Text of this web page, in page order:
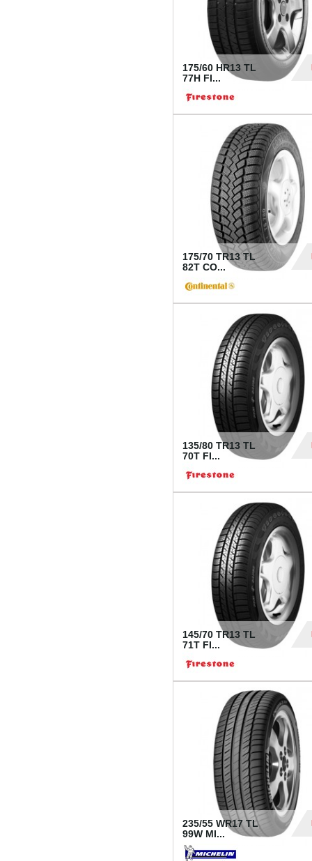
175/60 HR13 TL
77H FI...
175/70 TR13 TL
82T CO...
135/80 TR13 TL
70T FI...
145/70 TR13 TL
71T FI...
235/55 WR17 TL
99W MI...